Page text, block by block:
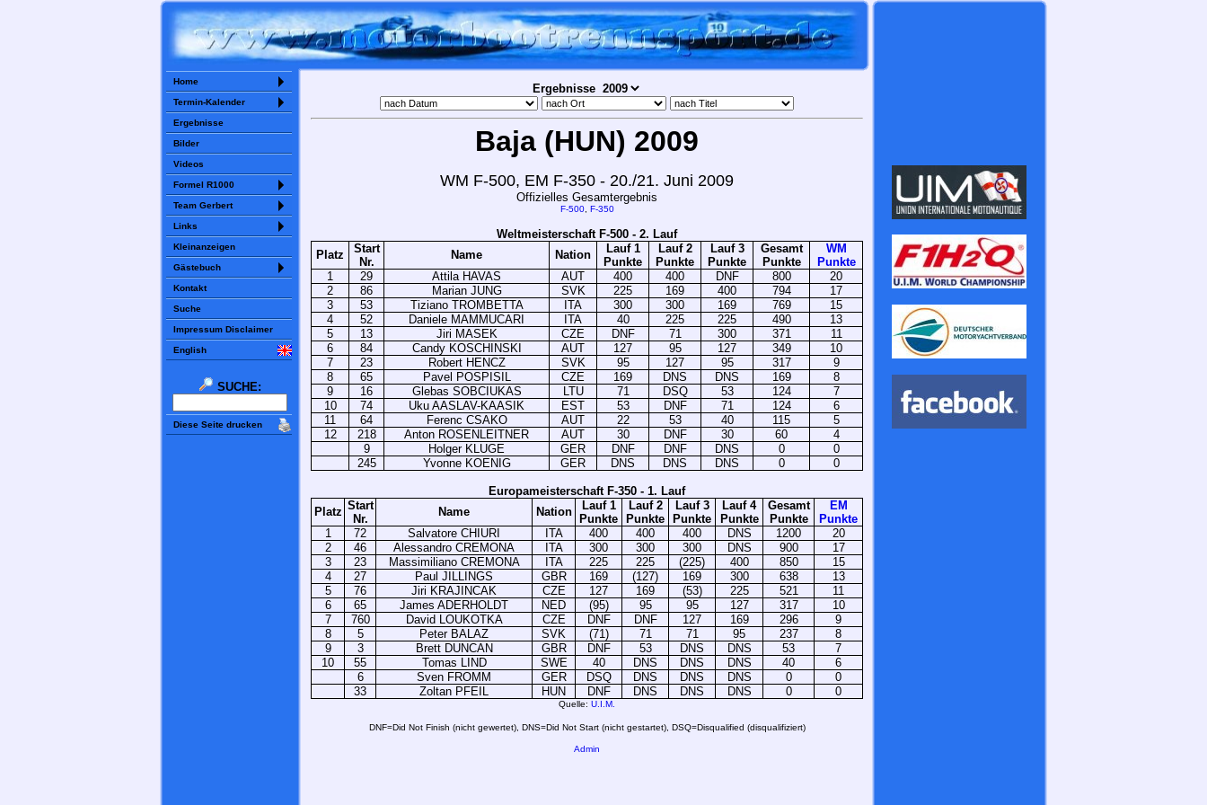
Home
Termin-Kalender
Ergebnisse
Bilder
Videos
Formel R1000
Team Gerbert
Links
Kleinanzeigen
Gästebuch
Kontakt
Suche
Impressum Disclaimer
English
SUCHE:
Diese Seite drucken
Ergebnisse
Baja (HUN) 2009
WM F-500, EM F-350 - 20./21. Juni 2009
Offizielles Gesamtergebnis
F-500, F-350
Weltmeisterschaft F-500 - 2. Lauf
Platz
Start
Nr.
Name Nation
Lauf 1
Punkte
Lauf 2
Punkte
Lauf 3
Punkte
Gesamt
Punkte
WM
Punkte
1
29 Attila HAVAS AUT 400 400 DNF 800
20
2
86 Marian JUNG SVK 225 169 400 794
17
3
53 Tiziano TROMBETTA ITA 300 300 169 769
15
4
52 Daniele MAMMUCARI ITA 40 225 225 490
13
5
13 Jiri MASEK CZE DNF 71 300 371
11
6
84 Candy KOSCHINSKI AUT 127 95 127 349
10
7
23 Robert HENCZ SVK 95 127 95 317
9
8
65 Pavel POSPISIL CZE 169 DNS DNS 169
8
9
16 Glebas SOBCIUKAS LTU 71 DSQ 53 124
7
10
74 Uku AASLAV-KAASIK EST 53 DNF 71 124
6
11
64 Ferenc CSAKO AUT 22 53 40 115
5
12
218 Anton ROSENLEITNER AUT 30 DNF 30 60
4
9
Holger KLUGE GER DNF DNF DNS 0
0
245
Yvonne KOENIG GER DNS DNS DNS 0 0
Europameisterschaft F-350 - 1. Lauf
Platz Start
Nr.
Name Nation
Lauf 1
Punkte
Lauf 2
Punkte
Lauf 3
Punkte
Lauf 4
Punkte
Gesamt
Punkte
EM
Punkte
1
72 Salvatore CHIURI ITA 400 400 400 DNS 1200
20
2
46 Alessandro CREMONA ITA 300 300 300 DNS 900
17
3
23 Massimiliano CREMONA ITA 225 225 (225) 400 850
15
4
27 Paul JILLINGS GBR 169 (127) 169 300 638
13
5
76 Jiri KRAJINCAK CZE 127 169 (53) 225 521
11
6
65 James ADERHOLDT NED (95) 95 95 127 317
10
7
760 David LOUKOTKA CZE DNF DNF 127 169 296
9
8
5 Peter BALAZ SVK (71) 71 71 95 237
8
9
3 Brett DUNCAN GBR DNF 53 DNS DNS 53
7
10
55 Tomas LIND SWE 40 DNS DNS DNS 40
6
6
Sven FROMM GER DSQ DNS DNS DNS 0
0
33
Zoltan PFEIL HUN DNF DNS DNS DNS 0 0
Quelle: U.I.M.
DNF=Did Not Finish (nicht gewertet), DNS=Did Not Start (nicht gestartet), DSQ=Disqualified (disqualifiziert)
Admin